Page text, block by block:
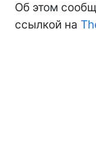
Об этом
ссылкой на